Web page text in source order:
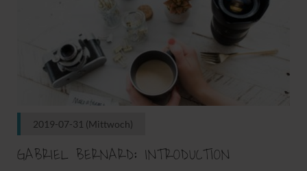
2019-07-31 (Mittwoch)
GABRIEL BERNARD: INTRODUCTION